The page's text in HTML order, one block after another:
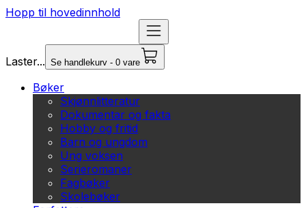
Hopp til hovedinnhold
Laster... Se handlekurv - 0 vare
Bøker
Skjønnlitteratur
Dokumentar og fakta
Hobby og fritid
Barn og ungdom
Ung voksen
Serieromaner
Fagbøker
Skolebøker